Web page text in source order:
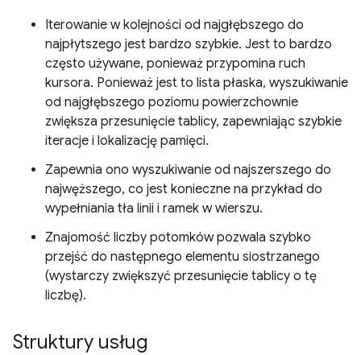
Iterowanie w kolejności od najgłębszego do
najpłytszego jest bardzo szybkie. Jest to bardzo
często używane, ponieważ przypomina ruch
kursora. Ponieważ jest to lista płaska, wyszukiwanie
od najgłębszego poziomu powierzchownie
zwiększa przesunięcie tablicy, zapewniając szybkie
iteracje i lokalizację pamięci.
Zapewnia ono wyszukiwanie od najszerszego do
najwęższego, co jest konieczne na przykład do
wypełniania tła linii i ramek w wierszu.
Znajomość liczby potomków pozwala szybko
przejść do następnego elementu siostrzanego
(wystarczy zwiększyć przesunięcie tablicy o tę
liczbę).
Struktury usług